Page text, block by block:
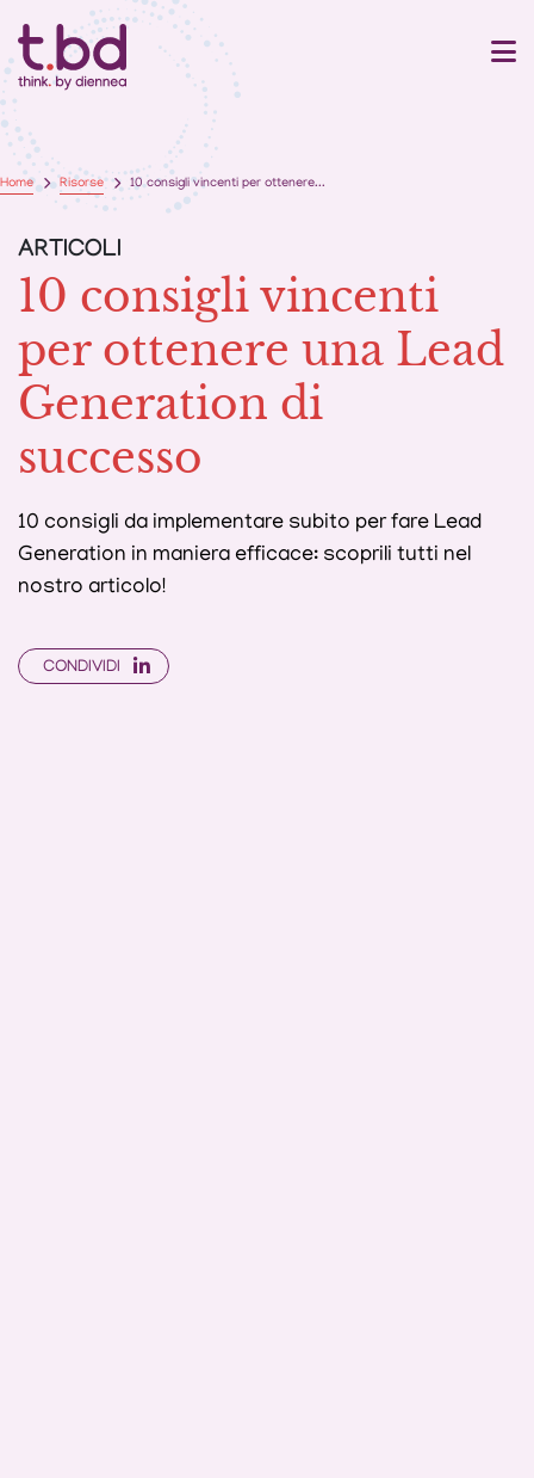
Home Risorse 10 consigli vincenti per ottenere...
ARTICOLI
10 consigli vincenti
per ottenere una Lead
Generation di
successo
10 consigli da implementare subito per fare Lead
Generation in maniera efficace: scoprili tutti nel
nostro articolo!
CONDIVIDI